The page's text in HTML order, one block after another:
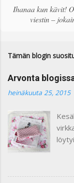
ä
k
e
t
i
Ihanaa kun kävit!
viestin –
Tämän blogin
Arvonta
heinäkuuta 25, 2015
ja